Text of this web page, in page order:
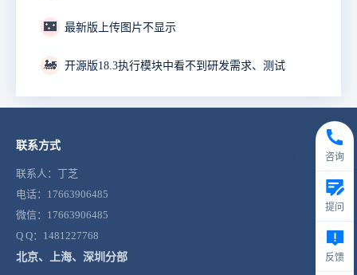
🌃 最新版上传图片不显示
🚂 开源版18.3执行模块中看不到研发需求、测试
联系方式
联系人：丁芝
电话：17663906485
微信：17663906485
Q Q：1481227768
北京、上海、深圳分部
咨询
提问
反馈